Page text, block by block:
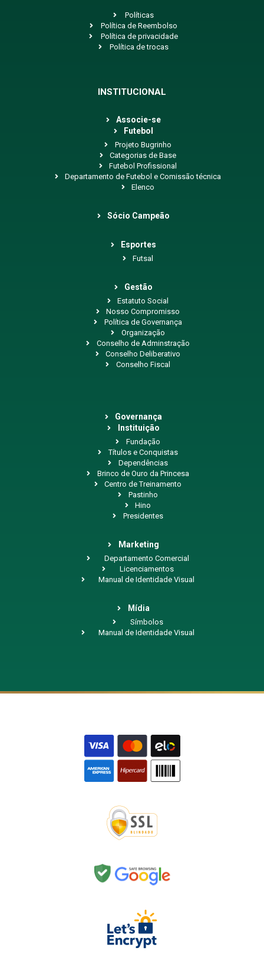
Políticas
Política de Reembolso
Política de privacidade
Política de trocas
INSTITUCIONAL
Associe-se
Futebol
Projeto Bugrinho
Categorias de Base
Futebol Profissional
Departamento de Futebol e Comissão técnica
Elenco
Sócio Campeão
Esportes
Futsal
Gestão
Estatuto Social
Nosso Compromisso
Política de Governança
Organização
Conselho de Adminstração
Conselho Deliberativo
Conselho Fiscal
Governança
Instituição
Fundação
Títulos e Conquistas
Dependências
Brinco de Ouro da Princesa
Centro de Treinamento
Pastinho
Hino
Presidentes
Marketing
Departamento Comercial
Licenciamentos
Manual de Identidade Visual
Mídia
Símbolos
Manual de Identidade Visual